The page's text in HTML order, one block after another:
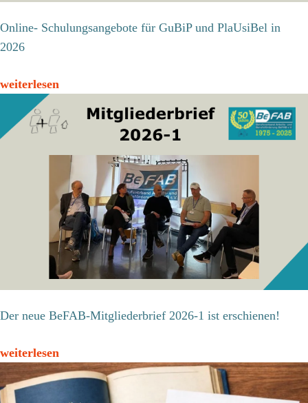
Online- Schulungsangebote für GuBiP und PlaUsiBel in
2026
weiterlesen
Der neue BeFAB-Mitgliederbrief 2026-1 ist erschienen!
weiterlesen